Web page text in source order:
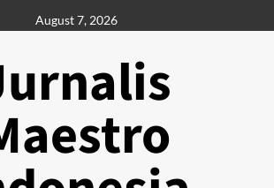
August 7, 2026